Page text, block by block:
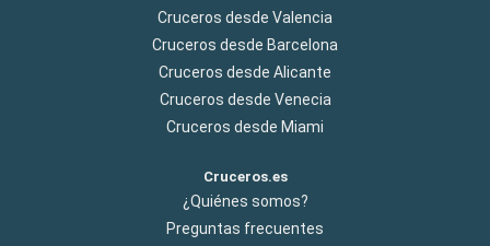
Cruceros desde Valencia
Cruceros desde Barcelona
Cruceros desde Alicante
Cruceros desde Venecia
Cruceros desde Miami
Cruceros.es
¿Quiénes somos?
Preguntas frecuentes